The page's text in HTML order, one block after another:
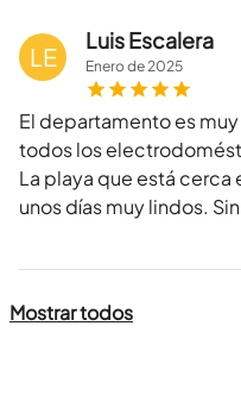
LE
Luis Escalera
Enerode2025
El departamento es
todos los
La playa que está cerca
unos días muy lindos.
Mostrar todos